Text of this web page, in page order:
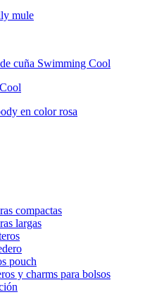
compactas
largas
pouch
y charms para bolsos